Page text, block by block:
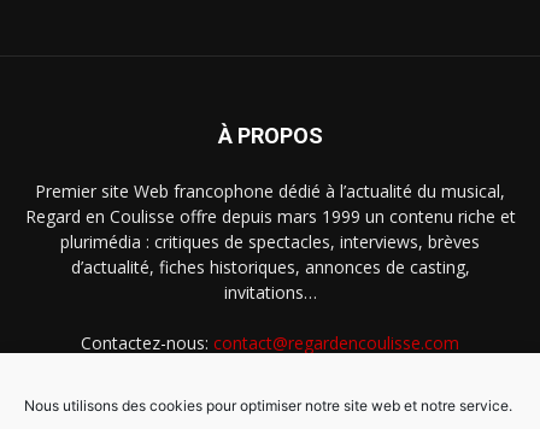
Nous utilisons des cookies pour optimiser notre site web et notre service.
À PROPOS
Premier site Web francophone dédié à l’actualité du musical,
Regard en Coulisse offre depuis mars 1999 un contenu riche et
plurimédia : critiques de spectacles, interviews, brèves
d’actualité, fiches historiques, annonces de casting,
invitations…
Contactez-nous: contact@regardencoulisse.com